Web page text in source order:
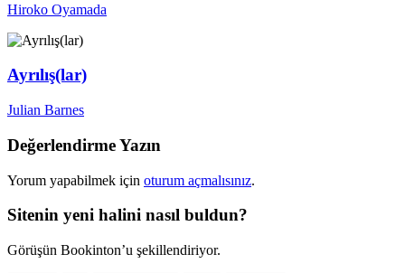
Hiroko Oyamada
Ayrılış(lar)
Julian Barnes
Değerlendirme Yazın
Yorum yapabilmek için oturum açmalısınız.
Sitenin yeni halini nasıl buldun?
Görüşün Bookinton’u şekillendiriyor.